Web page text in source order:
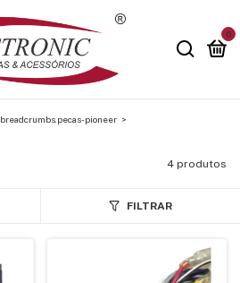
0
breadcrumbs.pecas-pioneer >
4 produtos
FILTRAR